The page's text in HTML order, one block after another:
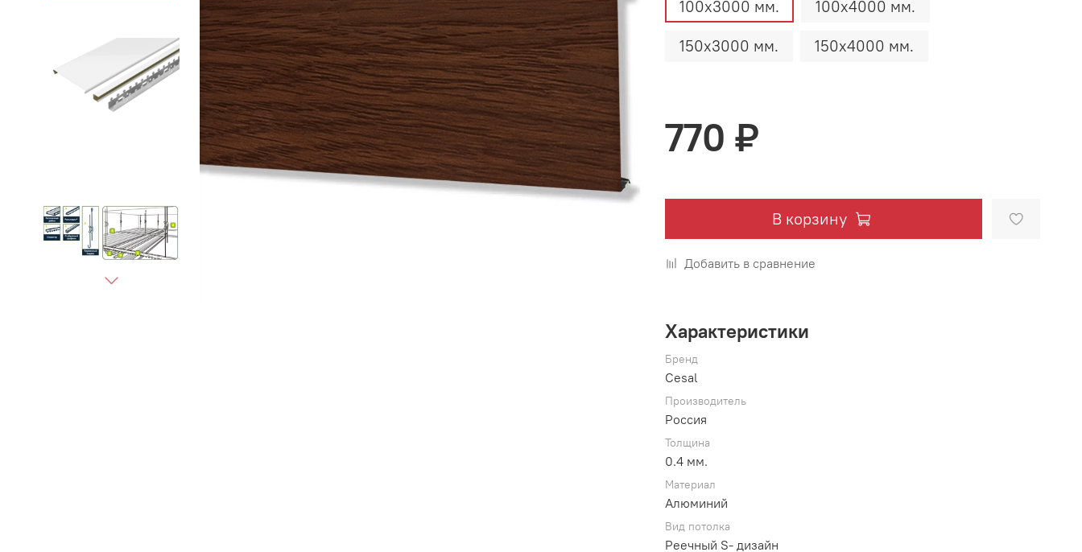
100х3000 мм. 100х4000 мм.
150х3000 мм. 150х4000 мм.
770 ₽
В корзину
Добавить в сравнение
Характеристики
Бренд
Cesal
Производитель
Россия
Толщина
0.4 мм.
Материал
Алюминий
Вид потолка
Реечный S- дизайн